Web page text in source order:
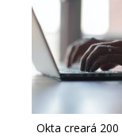
Okta creará